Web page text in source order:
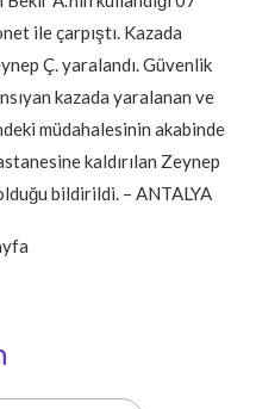
ile çarpıştı. Kazada
Ç. yaralandı. Güvenlik
kazada yaralanan ve
müdahalesinin akabinde
kaldırılan Zeynep
bildirildi. – ANTALYA